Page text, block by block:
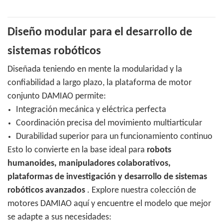
Diseño modular para el desarrollo de
sistemas robóticos
Diseñada teniendo en mente la modularidad y la
confiabilidad a largo plazo, la plataforma de motor
conjunto DAMIAO permite:
Integración mecánica y eléctrica perfecta
Coordinación precisa del movimiento multiarticular
Durabilidad superior para un funcionamiento continuo
Esto lo convierte en la base ideal para robots
humanoides, manipuladores colaborativos,
plataformas de investigación y desarrollo de sistemas
robóticos avanzados . Explore nuestra colección de
motores DAMIAO aquí y encuentre el modelo que mejor
se adapte a sus necesidades: